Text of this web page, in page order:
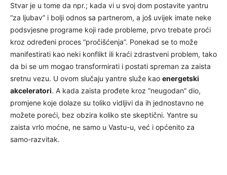
Stvar je u tome da npr.; kada vi u svoj dom postavite yantru
“za ljubav” i bolji odnos sa partnerom, a još uvijek imate neke
podsvjesne programe koji rade probleme, prvo trebate proći
kroz određeni proces “pročišćenja”. Ponekad se to može
manifestirati kao neki konflikt ili kraći zdrastveni problem, tako
da bi se um mogao transformirati i postati spreman za zaista
sretnu vezu. U ovom slučaju yantre služe kao energetski
akceleratori. A kada zaista prođete kroz “neugodan” dio,
promjene koje dolaze su toliko vidljivi da ih jednostavno ne
možete poreći, bez obzira koliko ste skeptični. Yantre su
zaista vrlo moćne, ne samo u Vastu-u, već i općenito za
samo-razvitak.